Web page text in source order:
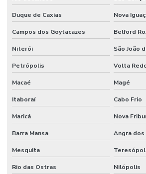
Empresa de projeto de manutenção
Empresa de projetos em engenharia
Empresa que terceiriza mao de obra
Empresa de serviço industrial
Empresa de terceirização de mão de obra
Empresas prestadoras de serviços de mão
Empresas que terceirizam serviços de
Engenheiros terceirizados
Duque de Caxias Nova
Campos dos Goytacazes Belford
Niterói São João
Petrópolis Volta
Macaé Magé
Itaboraí Cabo Frio
Maricá Nova
Barra Mansa Angra dos
Mesquita
Rio das Ostras Nilópolis